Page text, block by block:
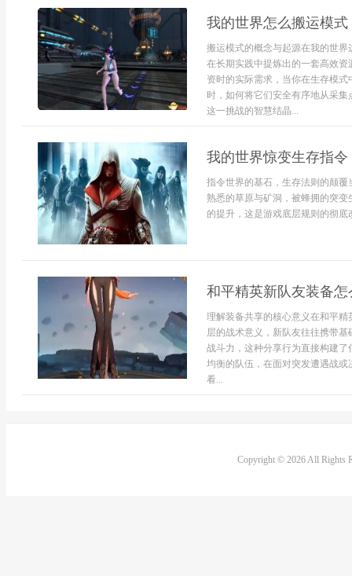
我的世界怎么搬运模
搬运模式的概念与起源在我的世
在长期实践中提炼出的一套高效
资时的实际需求，当你在生存模
时，如何将它们安全有序地从采
这一挑战的智慧结晶...
我的世界惊变生存指
指令世界的基石，生存法则的颠
熟悉的草原与矿洞，被蜂拥的突
的提升，这是游戏底层规则的彻
和平精英新队友装备
理解装备共享的核心意义在和平
层的战术意义，新队友往往携带
战斗力，这种分享行为直接构建
均衡的队伍，在面对突发遭遇战
看...
Copyright © 2026 All Rights